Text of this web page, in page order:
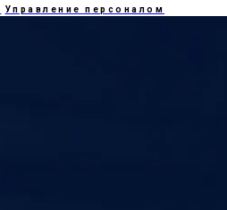
Управление персоналом